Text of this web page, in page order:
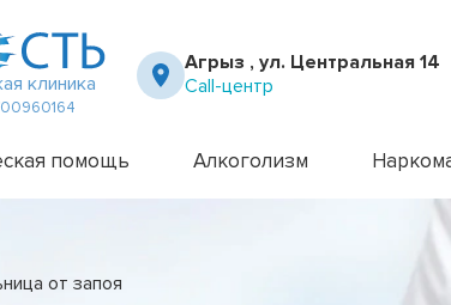
клиника
Агрыз , ул. Центральная 14
Call-центр
помощь Алкоголизм
Амбулаторное лечение
от запоя